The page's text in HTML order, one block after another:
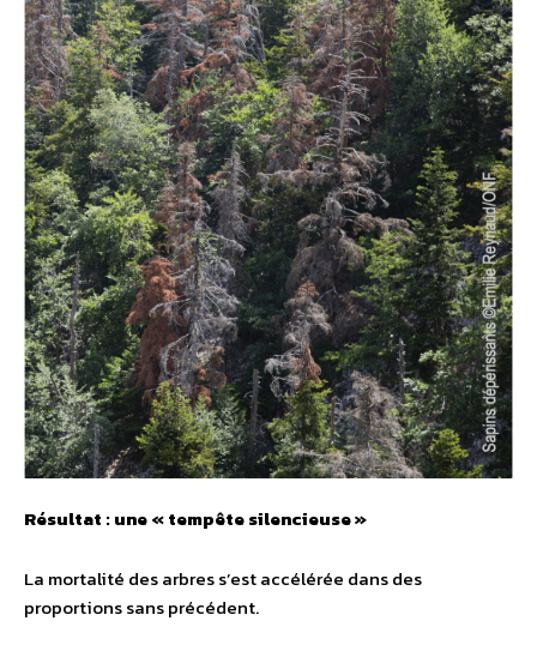
Résultat : une « tempête silencieuse »
La mortalité des arbres s’est accélérée dans des
proportions sans précédent.